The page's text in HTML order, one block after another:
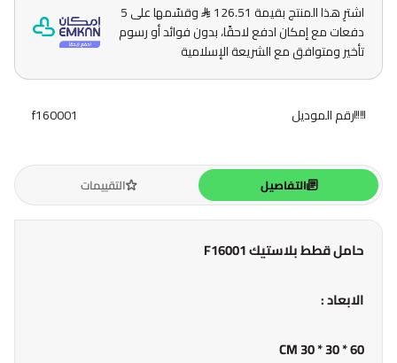
اشترِ هذا المنتج بقيمة 126.51
وقسّمها على 5
دفعات مع إمكان ادفع لاحقًا، بدون فوائد أو رسوم
تأخير ومتوافق مع الشريعة الإسلامية
رقم الموديل f160001
التفاصيل التقييمات
حامل قطط بلاستيك F16001
الابعاد :
60 * 30 * 30 CM